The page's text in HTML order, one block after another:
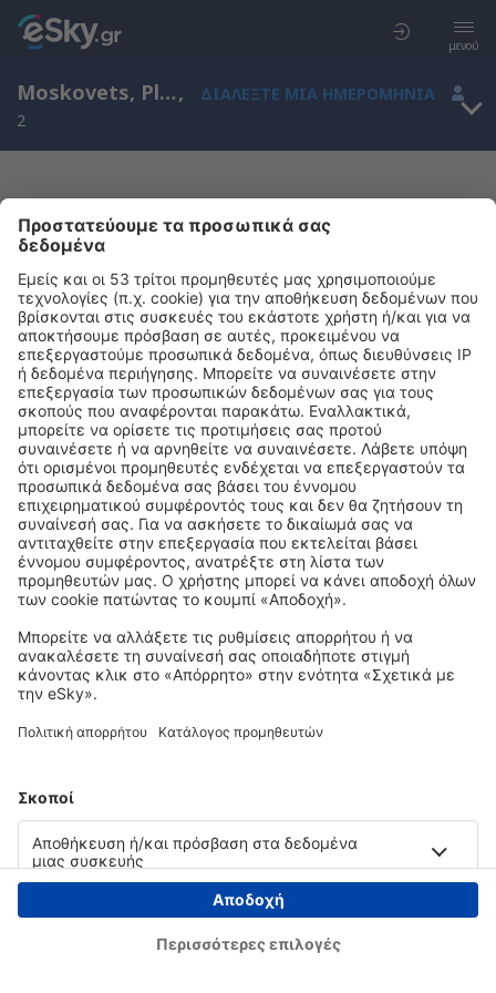
μενού
Moskovets, Plovdiv, Βουλγαρία,
ΔΙΑΛΈΞΤΕ ΜΙΑ ΗΜΕΡΟΜΗΝΊΑ
2
Μας συγχωρείτε, δεν υπάρχουν
αποτελέσματα για την αναζήτησή σας
Προσπαθήστε να κάνετε αναζήτηση με διαφορετικά κριτήρια
Copyright © eSky.gr. Με την επιφύλαξη παντός νομίμου δικαιώματος.